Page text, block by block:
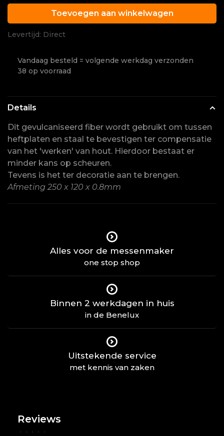
Toevoegen aan winkelwagen
Levertijd: Direct
Vandaag besteld = volgende werkdag verzonden
38 op voorraad
Details
Dit gevulcaniseerd fiber wordt gebruikt om tussen
heftplaten en staal te bevestigen ter compensatie
van het 'werken' van hout. Hierdoor bestaat er
minder kans op scheuren.
Tevens is het ter decoratie aan te brengen.
Afmeting 250 x 120 x 0.8mm
Alles voor de messenmaker
one stop shop
Binnen 2 werkdagen in huis
in de Benelux
Uitstekende service
met kennis van zaken
Reviews
• • • • •